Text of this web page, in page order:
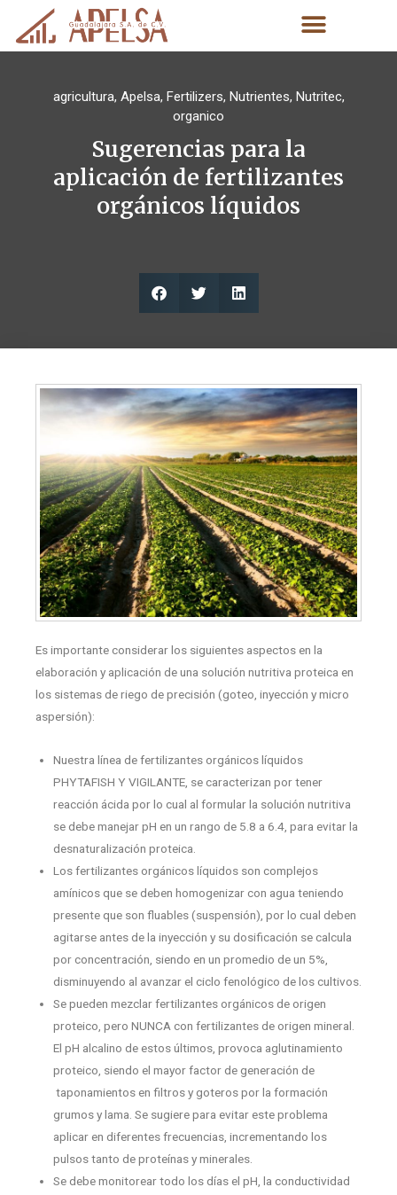
agricultura, Apelsa, Fertilizers, Nutrientes, Nutritec,
organico
Sugerencias para la
aplicación de fertilizantes
orgánicos líquidos
Es importante considerar los siguientes aspectos en la
elaboración y aplicación de una solución nutritiva proteica en
los sistemas de riego de precisión (goteo, inyección y micro
aspersión):
Nuestra línea de fertilizantes orgánicos líquidos
PHYTAFISH Y VIGILANTE, se caracterizan por tener
reacción ácida por lo cual al formular la solución nutritiva
se debe manejar pH en un rango de 5.8 a 6.4, para evitar la
desnaturalización proteica.
Los fertilizantes orgánicos líquidos son complejos
amínicos que se deben homogenizar con agua teniendo
presente que son fluables (suspensión), por lo cual deben
agitarse antes de la inyección y su dosificación se calcula
por concentración, siendo en un promedio de un 5%,
disminuyendo al avanzar el ciclo fenológico de los cultivos.
Se pueden mezclar fertilizantes orgánicos de origen
proteico, pero NUNCA con fertilizantes de origen mineral.
El pH alcalino de estos últimos, provoca aglutinamiento
proteico, siendo el mayor factor de generación de
taponamientos en filtros y goteros por la formación
grumos y lama. Se sugiere para evitar este problema
aplicar en diferentes frecuencias, incrementando los
pulsos tanto de proteínas y minerales.
Se debe monitorear todo los días el pH, la conductividad